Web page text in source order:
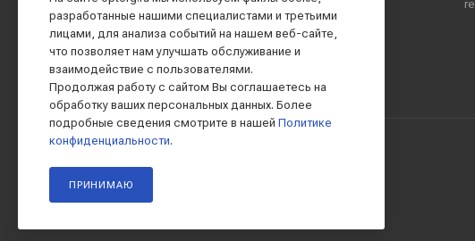
Реквизиты
Контакты
разработанные нашими специалистами и третьими
лицами, для анализа событий на нашем веб-сайте,
что позволяет нам улучшать обслуживание и
взаимодействие с пользователями.
Продолжая работу с сайтом Вы соглашаетесь на
обработку ваших персональных данных. Более
подробные сведения смотрите в нашей Политике
конфиденциальности.
ПРИНИМАЮ